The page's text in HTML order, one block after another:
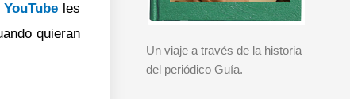
YouTube les
quieran
Un viaje a través de la historia
del periódico Guía.